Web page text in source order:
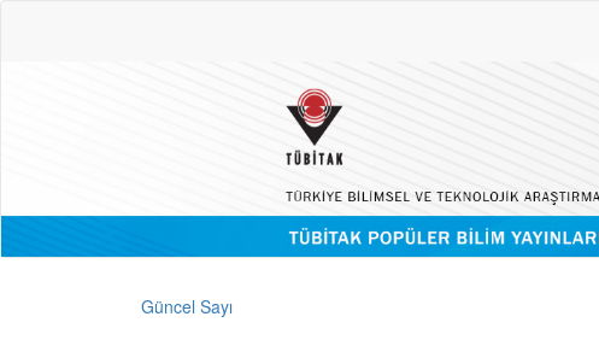
Güncel Sayı